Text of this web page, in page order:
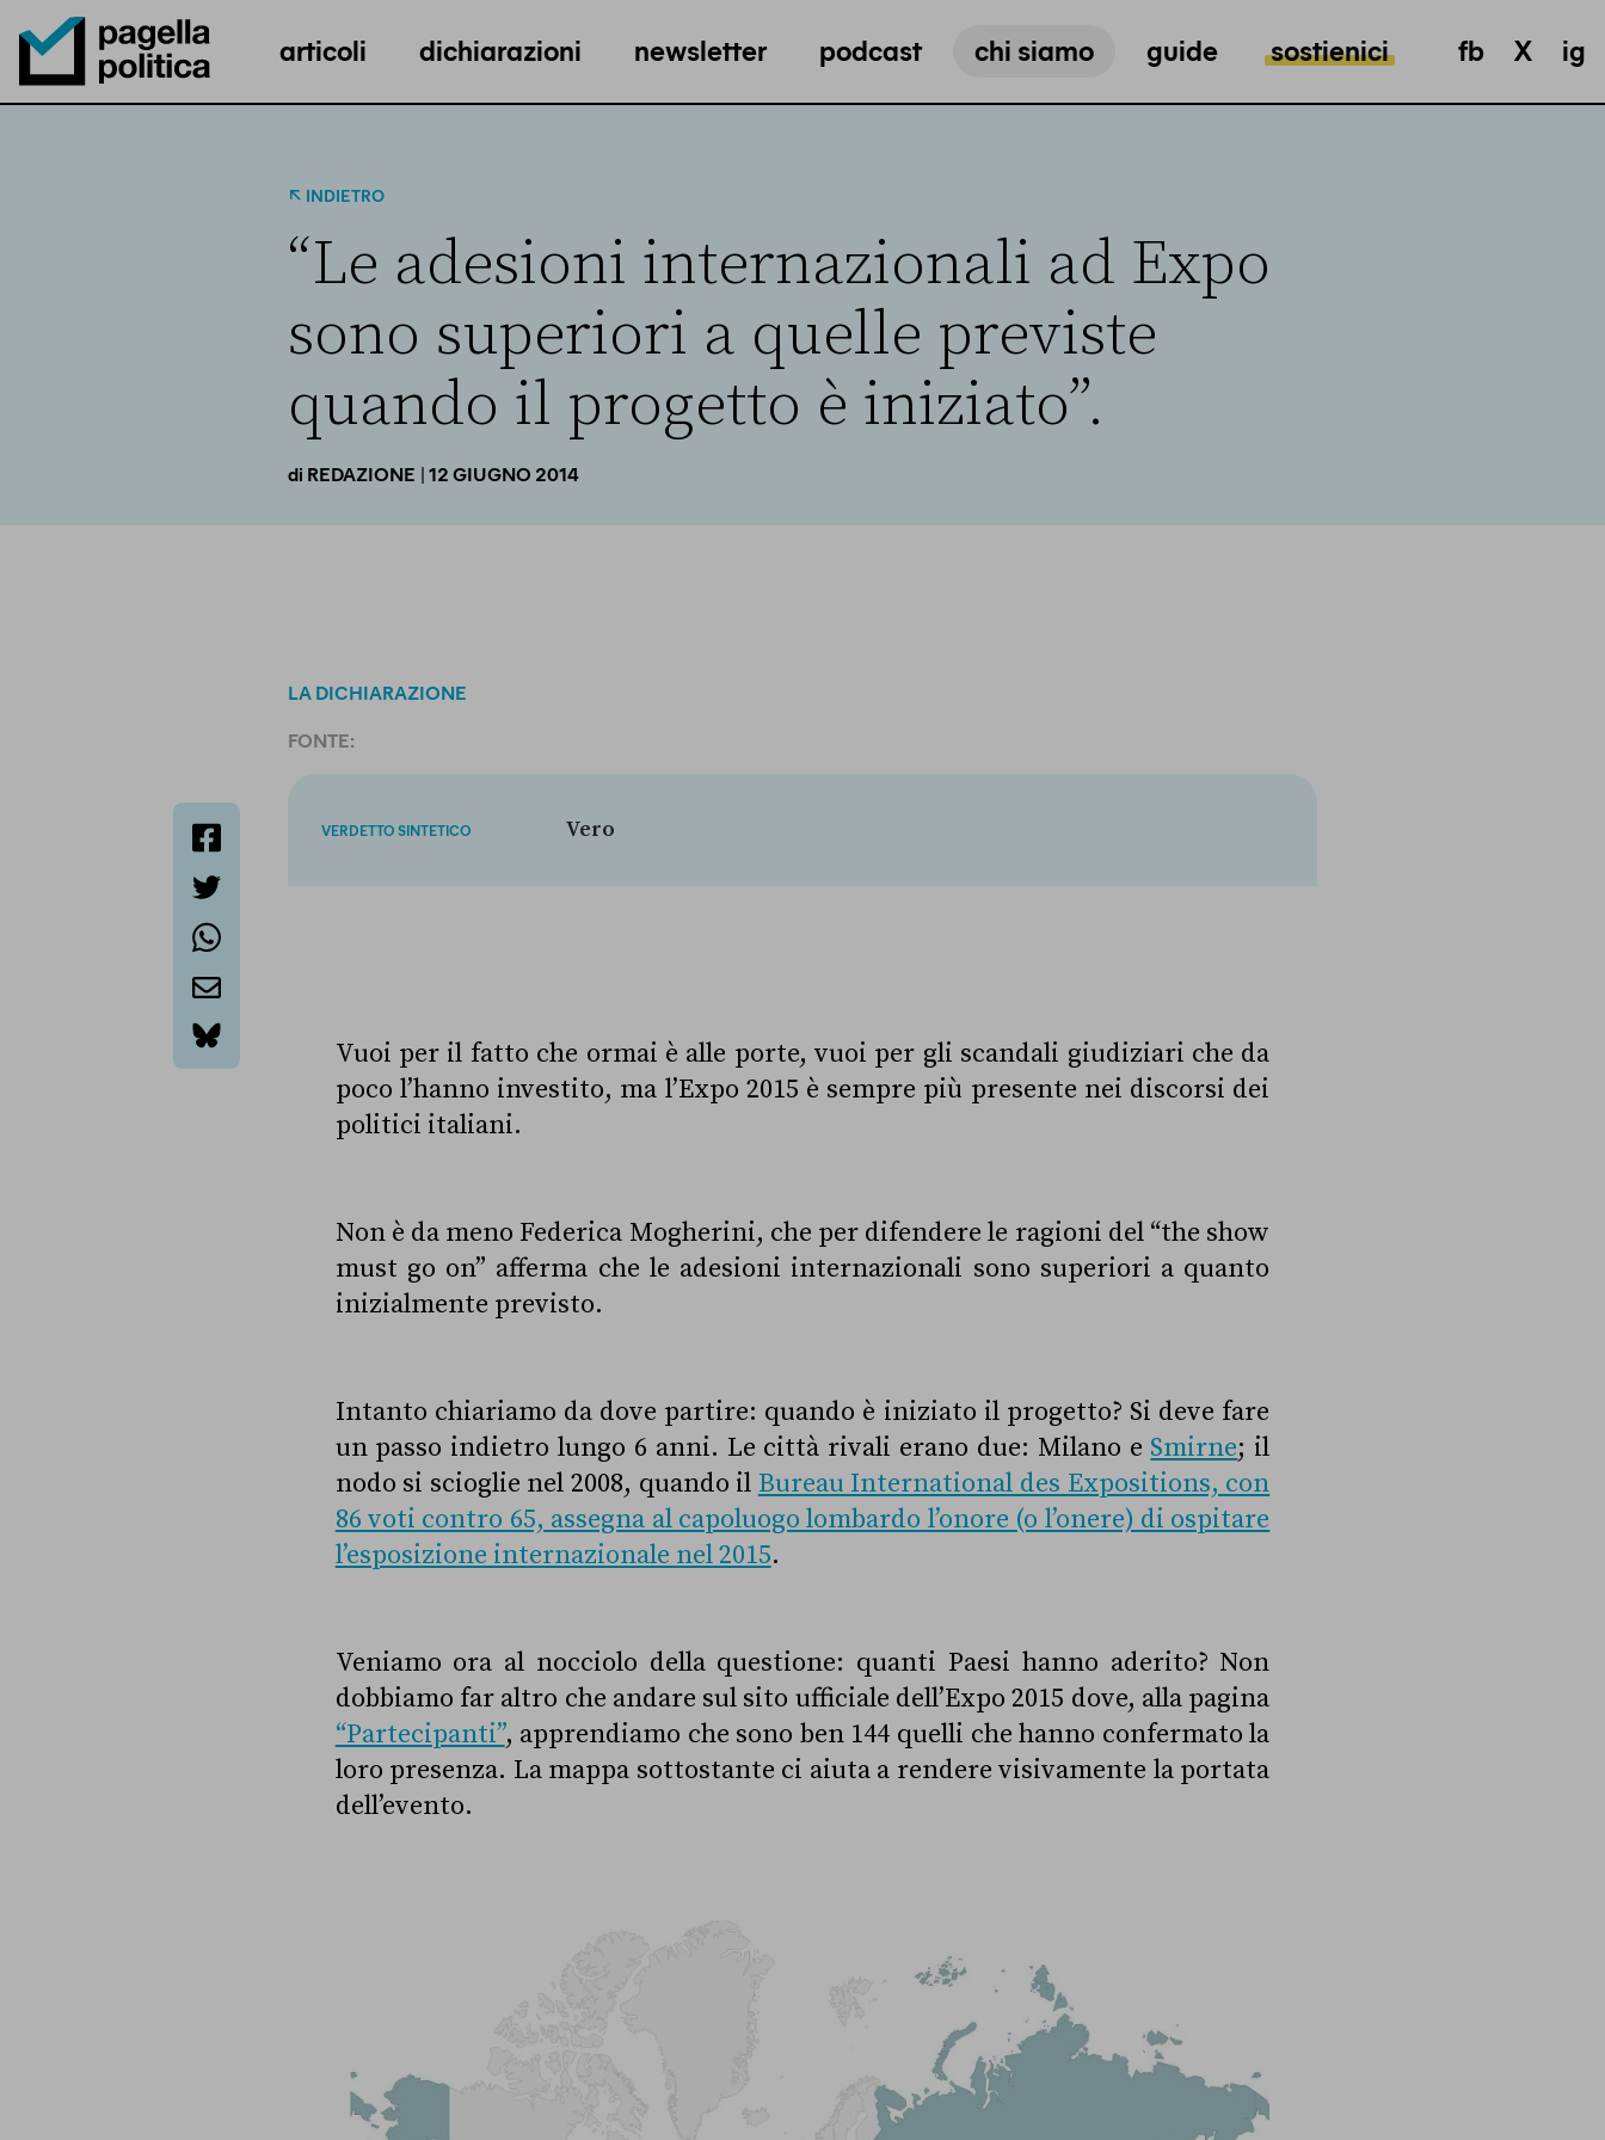
Pagella Politica Logo
articoli dichiarazioni newsletter podcast chi siamo guide sostienici fb X ig
INDIETRO
“Le adesioni internazionali ad Expo
sono superiori a quelle previste
quando il progetto è iniziato”.
di REDAZIONE | 12 GIUGNO 2014
LA DICHIARAZIONE
FONTE:
bluesky
VERDETTO SINTETICO Vero
Vuoi per il fatto che ormai è alle porte, vuoi per gli scandali giudiziari che da
poco l’hanno investito, ma l’Expo 2015 è sempre più presente nei discorsi dei
politici italiani.
Non è da meno Federica Mogherini, che per difendere le ragioni del “the show
must go on” afferma che le adesioni internazionali sono superiori a quanto
inizialmente previsto.
Intanto chiariamo da dove partire: quando è iniziato il progetto? Si deve fare
un passo indietro lungo 6 anni. Le città rivali erano due: Milano e Smirne; il
nodo si scioglie nel 2008, quando il Bureau International des Expositions, con
86 voti contro 65, assegna al capoluogo lombardo l’onore (o l’onere) di ospitare
l’esposizione internazionale nel 2015.
Veniamo ora al nocciolo della questione: quanti Paesi hanno aderito? Non
dobbiamo far altro che andare sul sito ufficiale dell’Expo 2015 dove, alla pagina
“Partecipanti”, apprendiamo che sono ben 144 quelli che hanno confermato la
loro presenza. La mappa sottostante ci aiuta a rendere visivamente la portata
dell’evento.